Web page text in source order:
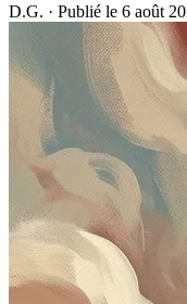
D.G. · Publié le 6 août